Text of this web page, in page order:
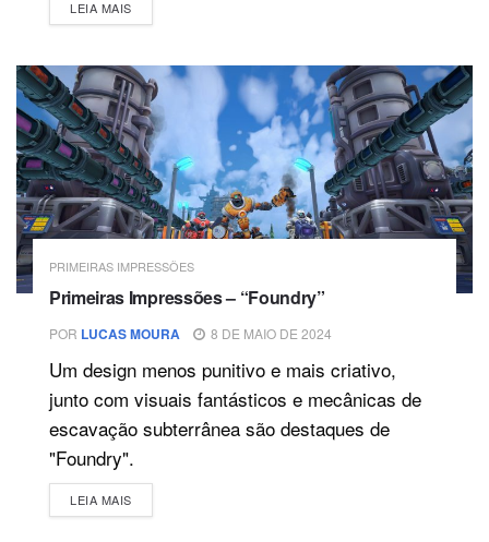
LEIA MAISDETAILS
PRIMEIRAS IMPRESSÕES
Primeiras Impressões – “Foundry”
POR LUCAS MOURA 8 DE MAIO DE 2024
Um design menos punitivo e mais criativo,
junto com visuais fantásticos e mecânicas de
escavação subterrânea são destaques de
"Foundry".
LEIA MAISDETAILS